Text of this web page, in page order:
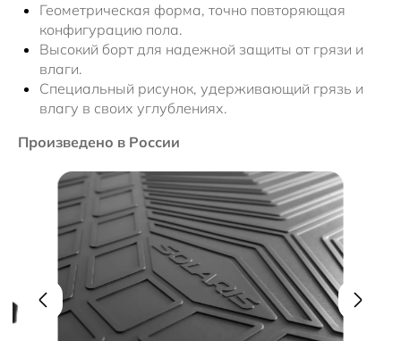
Геометрическая форма, точно повторяющая
конфигурацию пола.
Высокий борт для надежной защиты от грязи и
влаги.
Специальный рисунок, удерживающий грязь и
влагу в своих углублениях.
Произведено в России